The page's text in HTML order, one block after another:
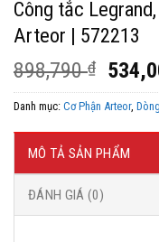
Công tắc
Arteor | 572213
898,790₫
Giá
gốc
là:
Danh mục: Cơ Phận Arteor,
MÔ TẢ SẢN PHẨM
ĐÁNH GIÁ (0)